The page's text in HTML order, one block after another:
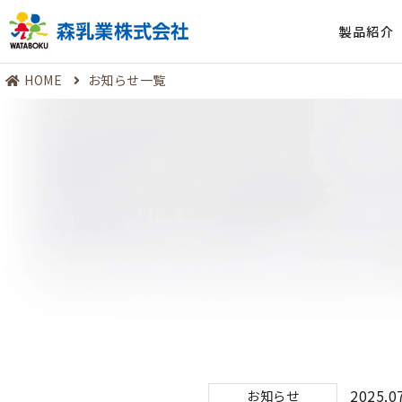
製品紹介
HOME お知らせ一覧
お知らせ